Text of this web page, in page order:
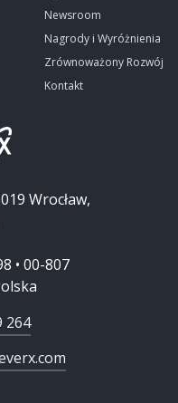
Newsroom
Nagrody i Wyróżnienia
Zrównoważony Rozwój
Kontakt
Wrocław,
• 00-807
264